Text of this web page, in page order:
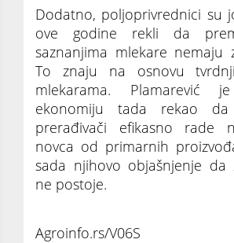
Dodatno, poljoprivrednici su
ove godine rekli da
saznanjima mlekare nemaju
To znaju na osnovu
mlekarama. Plamarević
ekonomiju tada rekao
prerađivači efikasno rade
novca od primarnih
sada njihovo objašnjenje da
ne postoje.
Agroinfo.rs/V06S